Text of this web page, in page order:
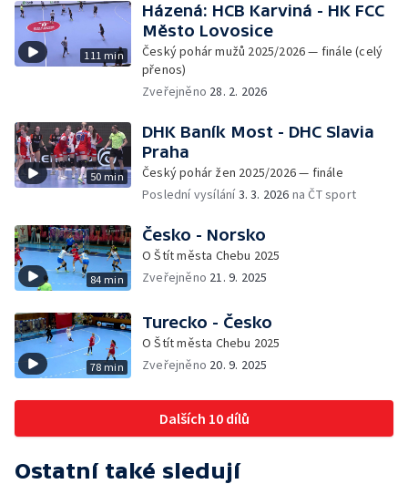
111 min
Házená: HCB Karviná - HK FCC
Město Lovosice
Český pohár mužů 2025/2026 — finále (celý
přenos)
Zveřejněno 28. 2. 2026
50 min
DHK Baník Most - DHC Slavia
Praha
Český pohár žen 2025/2026 — finále
Poslední vysílání3. 3. 2026 na ČT sport
84 min
Česko - Norsko
O Štít města Chebu 2025
Zveřejněno 21. 9. 2025
78 min
Turecko - Česko
O Štít města Chebu 2025
Zveřejněno 20. 9. 2025
Dalších 10 dílů
Ostatní také sledují